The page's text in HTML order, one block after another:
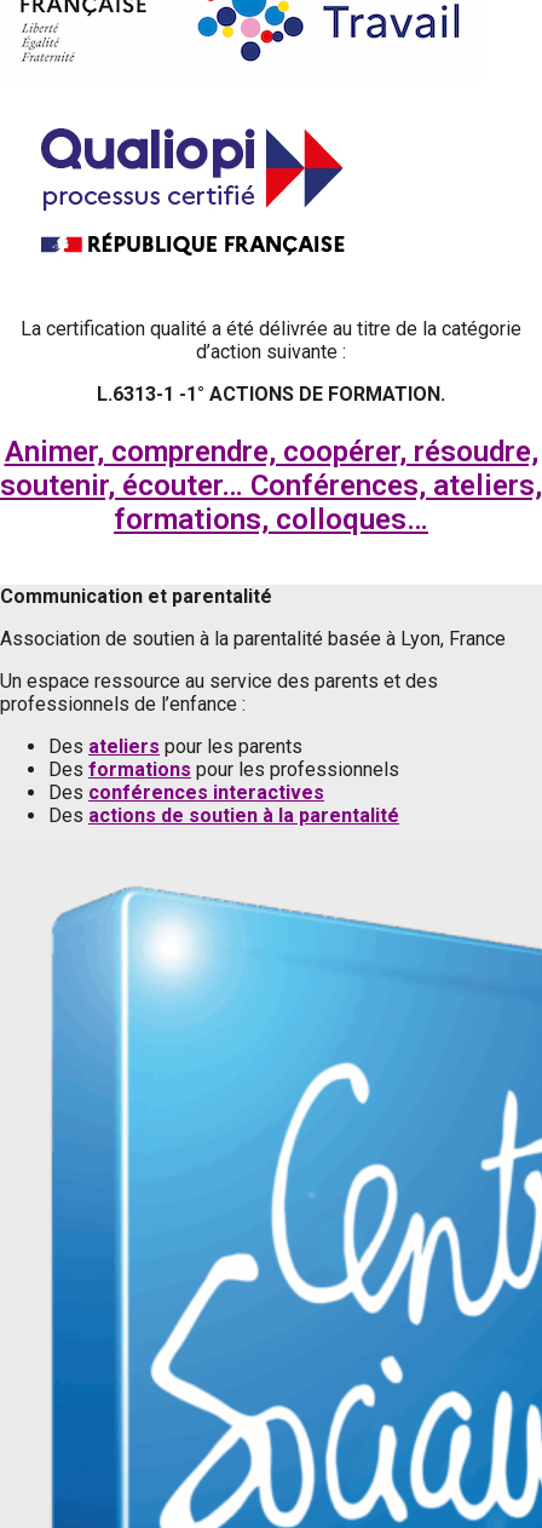
La certification qualité a été délivrée au titre de la catégorie
d’action suivante :
L.6313-1 -1° ACTIONS DE FORMATION.
Animer, comprendre, coopérer, résoudre,
soutenir, écouter… Conférences, ateliers,
formations, colloques…
Communication et parentalité
Association de soutien à la parentalité basée à Lyon, France
Un espace ressource au service des parents et des
professionnels de l’enfance :
Des ateliers pour les parents
Des formations pour les professionnels
Des conférences interactives
Des actions de soutien à la parentalité